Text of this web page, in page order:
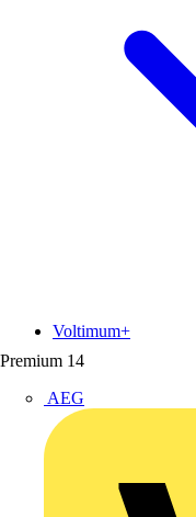
Premium 14
AEG
Voltimum+